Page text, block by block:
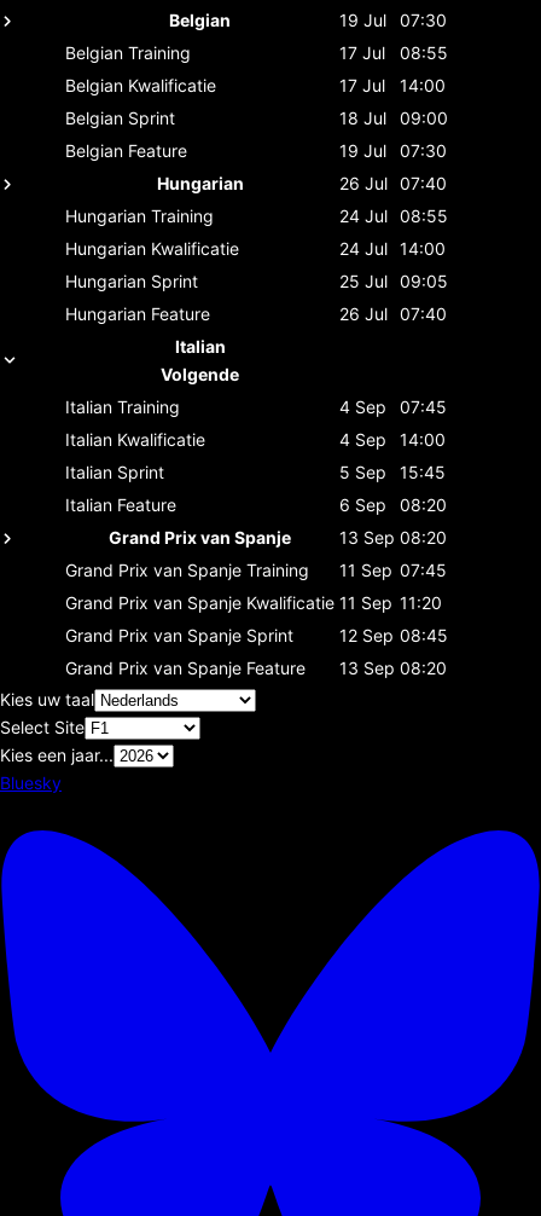
Belgian
19 Jul
07:30
Belgian Training 17 Jul
08:55
Belgian Kwalificatie 17 Jul
14:00
Belgian Sprint 18 Jul
09:00
Belgian Feature 19 Jul
07:30
Hungarian
26 Jul 07:40
Hungarian Training 24 Jul 08:55
Hungarian Kwalificatie 24 Jul 14:00
Hungarian Sprint 25 Jul 09:05
Hungarian Feature 26 Jul 07:40
Italian
Volgende
Italian Training 4 Sep
07:45
Italian Kwalificatie 4 Sep
14:00
Italian Sprint 5 Sep
15:45
Italian Feature 6 Sep
08:20
Grand Prix van Spanje
13 Sep 08:20
Grand Prix van Spanje Training 11 Sep 07:45
Grand Prix van Spanje Kwalificatie 11 Sep 11:20
Grand Prix van Spanje Sprint 12 Sep 08:45
Grand Prix van Spanje Feature 13 Sep 08:20
Kies uw taal
Select Site
Kies een jaar...
Bluesky